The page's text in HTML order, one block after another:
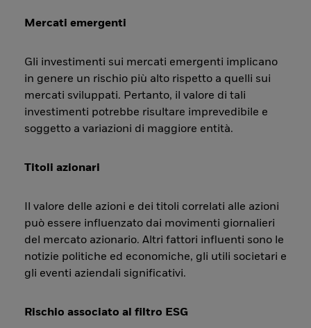
Mercati emergenti
Gli investimenti sui mercati emergenti implicano
in genere un rischio più alto rispetto a quelli sui
mercati sviluppati. Pertanto, il valore di tali
investimenti potrebbe risultare imprevedibile e
soggetto a variazioni di maggiore entità.
Titoli azionari
Il valore delle azioni e dei titoli correlati alle azioni
può essere influenzato dai movimenti giornalieri
del mercato azionario. Altri fattori influenti sono le
notizie politiche ed economiche, gli utili societari e
gli eventi aziendali significativi.
Rischio associato al filtro ESG